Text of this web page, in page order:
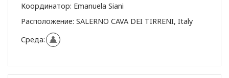
Координатор: Emanuela Siani
Расположение: SALERNO CAVA DEI TIRRENI, Italy
Среда: